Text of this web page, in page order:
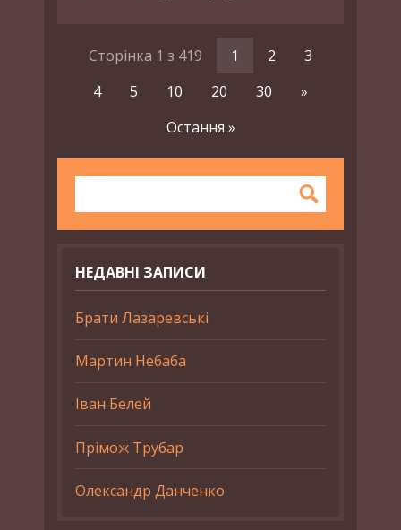
Сторінка 1 з 419 1 2
3
4
5 10 20 30
»
Остання »
НЕДАВНІ ЗАПИСИ
Брати Лазаревські
Мартин Небаба
Іван Белей
Прімож Трубар
Олександр Данченко